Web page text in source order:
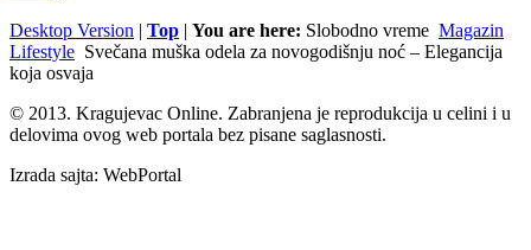
Desktop Version | Top | You are here: Slobodno vreme Magazin
Lifestyle Svečana muška odela za novogodišnju noć – Elegancija
koja osvaja
© 2013. Kragujevac Online. Zabranjena je reprodukcija u celini i u
delovima ovog web portala bez pisane saglasnosti.
Izrada sajta: WebPortal